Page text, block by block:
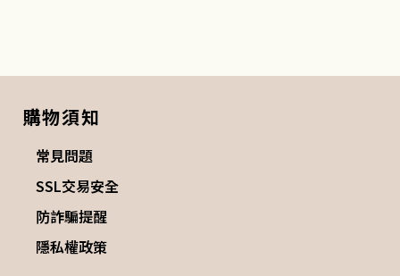
購物須知
常見問題
SSL交易安全
防詐騙提醒
隱私權政策